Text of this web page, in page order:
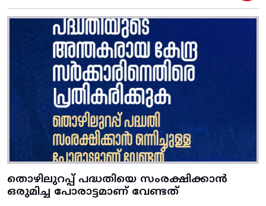
തൊഴിലുറപ്പ് പദ്ധതിയെ സംരക്ഷിക്കാൻ
ഒരുമിച്ച പോരാട്ടമാണ് വേണ്ടത്